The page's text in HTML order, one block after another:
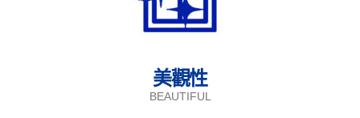
美觀性
BEAUTIFUL